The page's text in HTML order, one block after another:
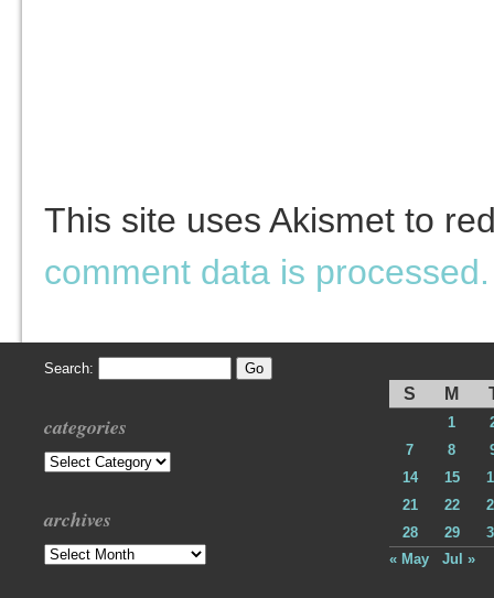
This site uses Akismet to
comment data is processed.
Search:
categories
Categories
archives
Archives
S M
1
7
8
14
15
21
22
28
29
« May
Jul »